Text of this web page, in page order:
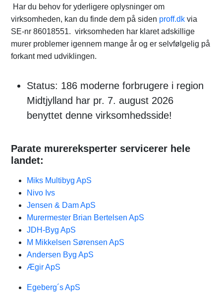
Har du behov for yderligere oplysninger om
virksomheden, kan du finde dem på siden proff.dk via
SE-nr 86018551. virksomheden har klaret adskillige
murer problemer igennem mange år og er selvfølgelig på
forkant med udviklingen.
Status: 186 moderne forbrugere i region
Midtjylland har pr. 7. august 2026
benyttet denne virksomhedsside!
Parate murereksperter servicerer hele
landet:
Miks Multibyg ApS
Nivo Ivs
Jensen & Dam ApS
Murermester Brian Bertelsen ApS
JDH-Byg ApS
M Mikkelsen Sørensen ApS
Andersen Byg ApS
Ægir ApS
Egeberg´s ApS